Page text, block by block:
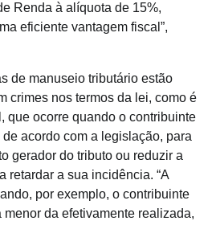
Renda à alíquota de 15%,
eficiente vantagem fiscal”,
de manuseio tributário estão
crimes nos termos da lei, como é
que ocorre quando o contribuinte
acordo com a legislação, para
gerador do tributo ou reduzir a
retardar a sua incidência. “A
por exemplo, o contribuinte
da efetivamente realizada,